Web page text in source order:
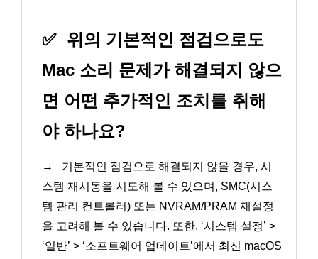
✅ 위의 기본적인 점검으로도
Mac 소리 문제가 해결되지 않으
면 어떤 추가적인 조치를 취해
야 하나요?
→
기본적인 점검으로 해결되지 않을 경우, 시
스템 재시동을 시도해 볼 수 있으며, SMC(시스
템 관리 컨트롤러) 또는 NVRAM/PRAM 재설정
을 고려해 볼 수 있습니다. 또한, ‘시스템 설정’ >
‘일반’ > ‘소프트웨어 업데이트’에서 최신 macOS